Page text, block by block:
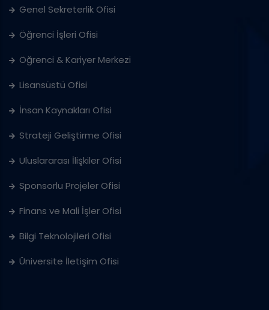
Genel Sekreterlik Ofisi
Öğrenci İşleri Ofisi
Öğrenci & Kariyer Merkezi
Lisansüstü Ofisi
İnsan Kaynakları Ofisi
Strateji Geliştirme Ofisi
Uluslararası İlişkiler Ofisi
Sponsorlu Projeler Ofisi
Finans ve Mali İşler Ofisi
Bilgi Teknolojileri Ofisi
Üniversite İletişim Ofisi